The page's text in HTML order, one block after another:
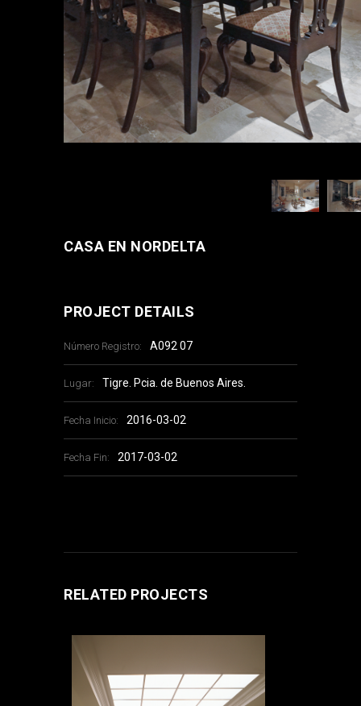
CASA EN NORDELTA
PROJECT DETAILS
Número Registro: A092 07
Lugar: Tigre. Pcia. de Buenos Aires.
Fecha Inicio: 2016-03-02
Fecha Fin: 2017-03-02
RELATED PROJECTS